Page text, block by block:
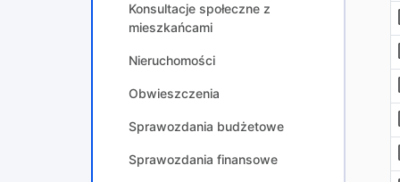
Konsultacje społeczne z
mieszkańcami
Nieruchomości
Obwieszczenia
Sprawozdania budżetowe
Sprawozdania finansowe